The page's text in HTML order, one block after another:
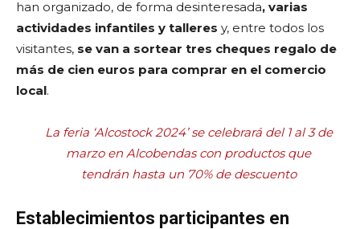
han organizado, de forma desinteresada, varias
actividades infantiles y talleres y, entre todos los
visitantes, se van a sortear tres cheques regalo de
más de cien euros para comprar en el comercio
local.
La feria ‘Alcostock 2024’ se celebrará del 1 al 3 de
marzo en Alcobendas con productos que
tendrán hasta un 70% de descuento
Establecimientos participantes en